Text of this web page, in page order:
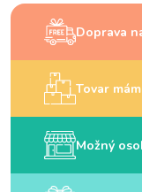
Doprava
Tovar
Možný